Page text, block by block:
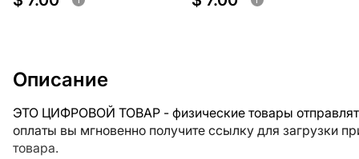
Описание
ЭТО ЦИФРОВОЙ ТОВАР - физические товары
оплаты вы мгновенно получите ссылку для загрузки
товара.